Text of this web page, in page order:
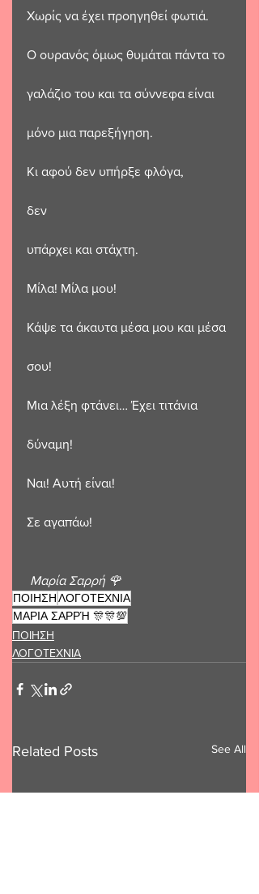
Χωρίς να έχει προηγηθεί φωτιά.
Ο ουρανός όμως θυμάται πάντα το
γαλάζιο του και τα σύννεφα είναι
μόνο μια παρεξήγηση.
Κι αφού δεν υπήρξε φλόγα,
δεν
υπάρχει και στάχτη.
Μίλα! Μίλα μου!
Κάψε τα άκαυτα μέσα μου και μέσα
σου!
Μια λέξη φτάνει… Έχει τιτάνια
δύναμη!
Ναι! Αυτή είναι!
Σε αγαπάω!
Μαρία Σαρρή 🌹
ΠΟΙΗΣΗΛΟΓΟΤΕΧΝΙΑ
ΜΑΡΙΑ ΣΑΡΡΉ 🎊🎊💯
ΠΟΙΗΣΗ
ΛΟΓΟΤΕΧΝΙΑ
Related Posts See All